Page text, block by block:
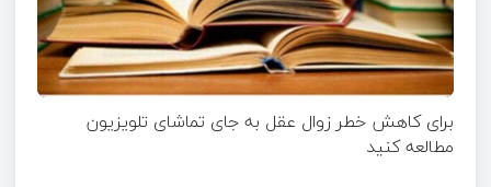
برای کاهش خطر زوال عقل به جای تماشای تلویزیون
مطالعه کنید